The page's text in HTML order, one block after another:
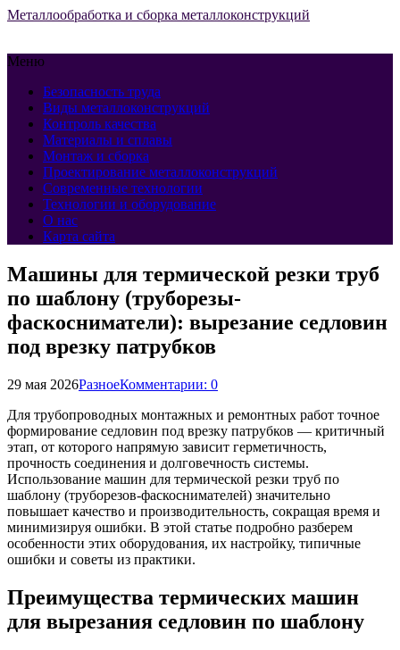
Металлообработка и сборка металлоконструкций
Меню
Безопасность труда
Виды металлоконструкций
Контроль качества
Материалы и сплавы
Монтаж и сборка
Проектирование металлоконструкций
Современные технологии
Технологии и оборудование
О нас
Карта сайта
Машины для термической резки труб
по шаблону (труборезы-
фаскосниматели): вырезание седловин
под врезку патрубков
29 мая 2026РазноеКомментарии: 0
Для трубопроводных монтажных и ремонтных работ точное
формирование седловин под врезку патрубков — критичный
этап, от которого напрямую зависит герметичность,
прочность соединения и долговечность системы.
Использование машин для термической резки труб по
шаблону (труборезов-фаскоснимателей) значительно
повышает качество и производительность, сокращая время и
минимизируя ошибки. В этой статье подробно разберем
особенности этих оборудования, их настройку, типичные
ошибки и советы из практики.
Преимущества термических машин
для вырезания седловин по шаблону